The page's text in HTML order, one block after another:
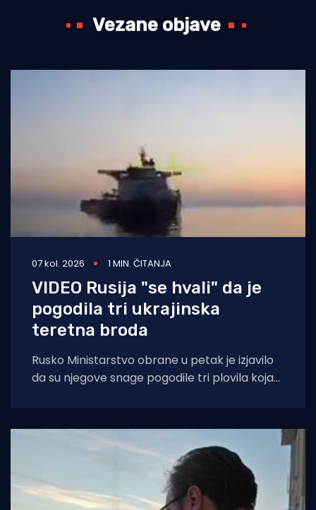
Vezane objave
07 kol. 2026 1 MIN. ČITANJA
VIDEO Rusija "se hvali" da je
pogodila tri ukrajinska
teretna broda
Rusko Ministarstvo obrane u petak je izjavilo
da su njegove snage pogodile tri plovila koja